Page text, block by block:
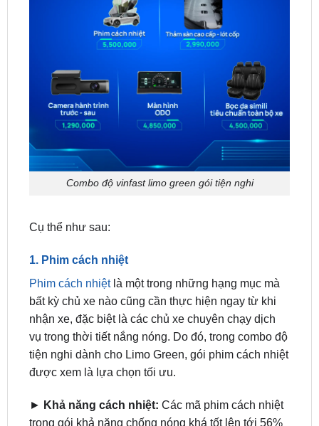
Combo độ vinfast limo green gói tiện nghi
Cụ thể như sau:
1. Phim cách nhiệt
bất kỳ chủ xe nào cũng cần thực hiện ngay từ khi
nhận xe, đặc biệt là các chủ xe chuyên chạy dịch
vụ trong thời tiết nắng nóng. Do đó, trong combo độ
tiện nghi dành cho Limo Green, gói phim cách nhiệt
được xem là lựa chọn tối ưu.
►Khả năng cách nhiệt: Các mã phim cách nhiệt
cùng khả năng chặn tia UV và tia IR lên tới 99%.